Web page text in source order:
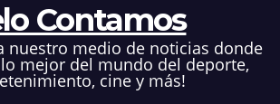
Contamos
nuestro medio de noticias donde
mejor del mundo del deporte,
cine y más!